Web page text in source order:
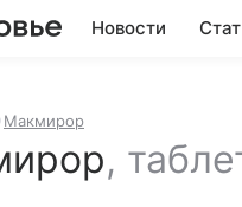
Новости
Макмирор
,